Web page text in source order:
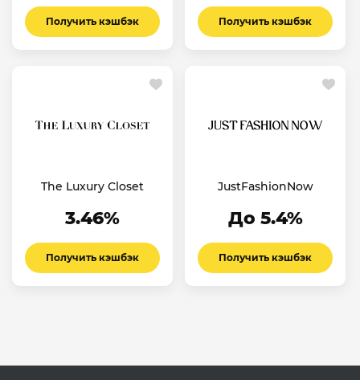
Получить кэшбэк Получить кэшбэк
The Luxury Closet
3.46%
Получить кэшбэк
JustFashionNow
До 5.4%
Получить кэшбэк